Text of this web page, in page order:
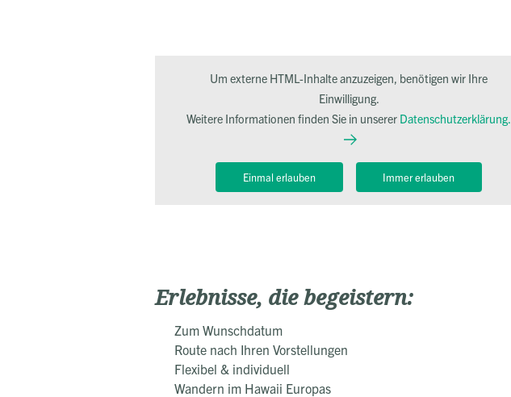
Um externe HTML-Inhalte anzuzeigen, benötigen wir Ihre
Einwilligung.
Weitere Informationen finden Sie in unserer Datenschutzerklärung.
Einmal erlauben Immer erlauben
Erlebnisse, die begeistern:
Zum Wunschdatum
Route nach Ihren Vorstellungen
Flexibel & individuell
Wandern im Hawaii Europas